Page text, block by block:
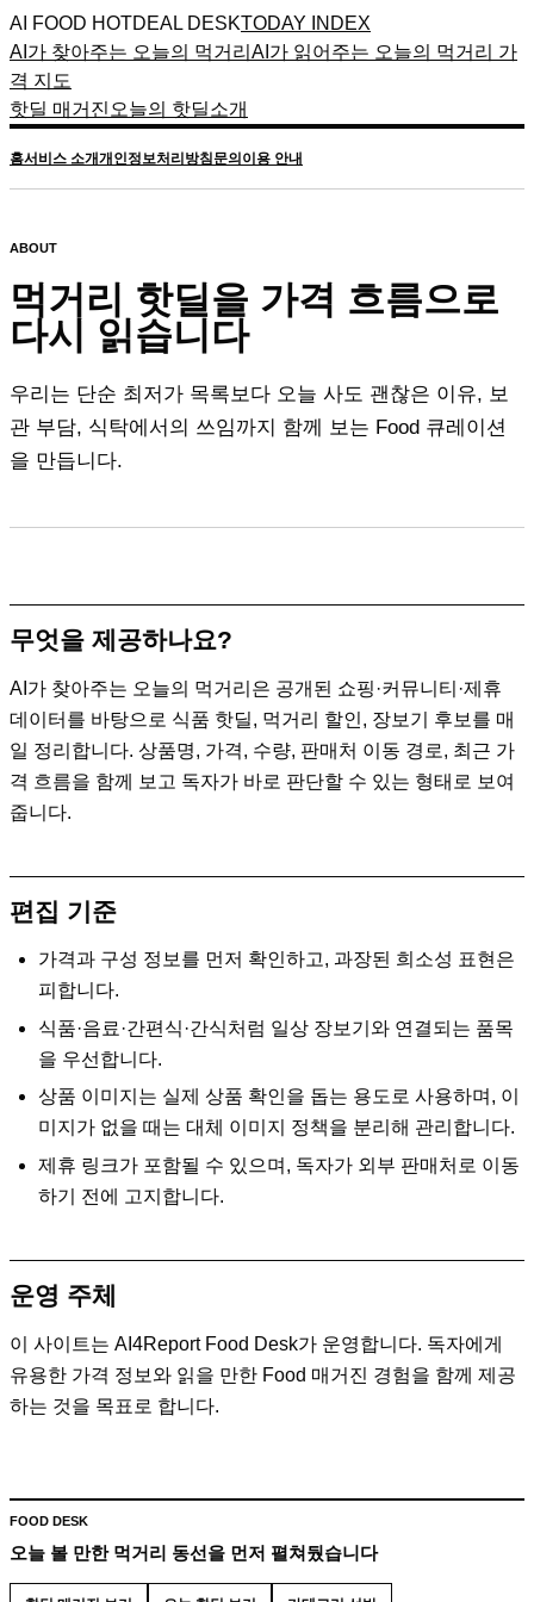
AI FOOD HOTDEAL DESKTODAY INDEX
AI가 찾아주는 오늘의 먹거리 AI가 읽어주는 오늘의 먹거리 가
격 지도
핫딜 매거진 오늘의 핫딜소개
홈서비스 소개개인정보처리방침문의 이용 안내
ABOUT
먹거리 핫딜을 가격 흐름으로
다시 읽습니다
우리는 단순 최저가 목록보다 오늘 사도 괜찮은 이유, 보
관 부담, 식탁에서의 쓰임까지 함께 보는 Food 큐레이션
을 만듭니다.
무엇을 제공하나요?
AI가 찾아주는 오늘의 먹거리 은 공개된 쇼핑·커뮤니티·제휴
데이터를 바탕으로 식품 핫딜, 먹거리 할인, 장보기 후보를 매
일 정리합니다. 상품명, 가격, 수량, 판매처 이동 경로, 최근 가
격 흐름을 함께 보고 독자가 바로 판단할 수 있는 형태로 보여
줍니다.
편집 기준
가격과 구성 정보를 먼저 확인하고, 과장된 희소성 표현은
피합니다.
식품·음료·간편식·간식처럼 일상 장보기와 연결되는 품목
을 우선합니다.
상품 이미지는 실제 상품 확인을 돕는 용도로 사용하며, 이
미지가 없을 때는 대체 이미지 정책을 분리해 관리합니다.
제휴 링크가 포함될 수 있으며, 독자가 외부 판매처로 이동
하기 전에 고지합니다.
운영 주체
이 사이트는 AI4Report Food Desk가 운영합니다. 독자에게
유용한 가격 정보와 읽을 만한 Food 매거진 경험을 함께 제공
하는 것을 목표로 합니다.
FOOD DESK
오늘 볼 만한 먹거리 동선을 먼저 펼쳐뒀습니다